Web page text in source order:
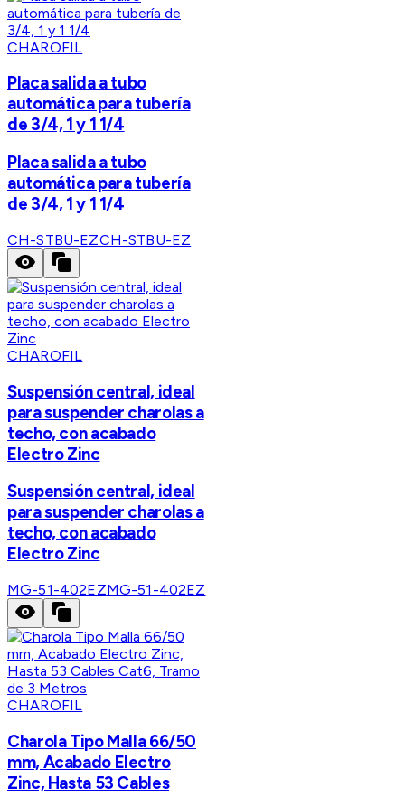
CHAROFIL
Placa salida a tubo
automática para tubería
de 3/4, 1 y 1 1/4
Placa salida a tubo
automática para tubería
de 3/4, 1 y 1 1/4
CH-STBU-EZCH-STBU-EZ
CHAROFIL
Suspensión central, ideal
para suspender charolas a
techo, con acabado
Electro Zinc
Suspensión central, ideal
para suspender charolas a
techo, con acabado
Electro Zinc
MG-51-402EZMG-51-402EZ
CHAROFIL
Charola Tipo Malla 66/50
mm, Acabado Electro
Zinc, Hasta 53 Cables